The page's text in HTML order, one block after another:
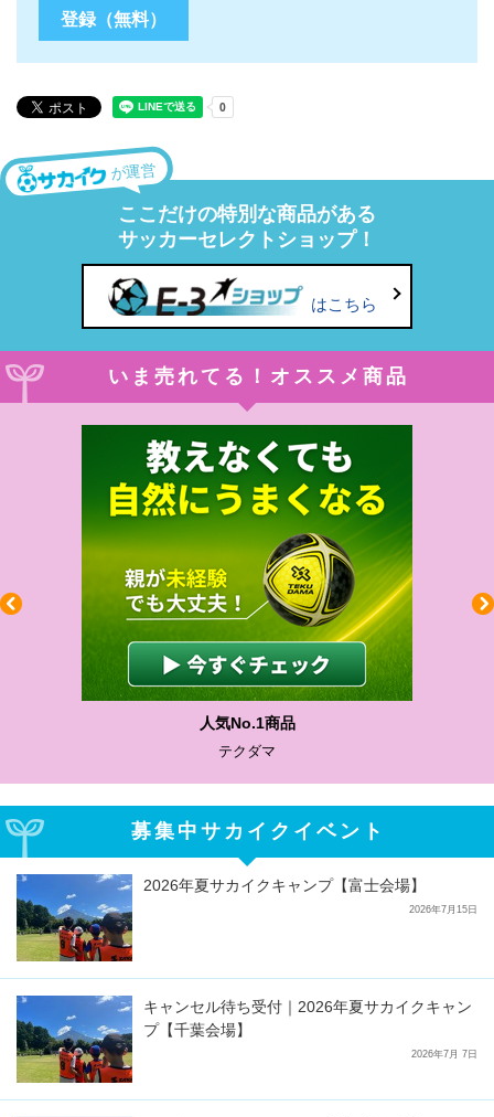
が運営
ここだけの特別な商品がある
サッカーセレクトショップ！
はこちら
いま売れてる！オススメ商品
人気No.1商品
テクダマ
募集中サカイクイベント
2026年夏サカイクキャンプ【富士会場】
2026年7月15日
キャンセル待ち受付｜2026年夏サカイクキャン
プ【千葉会場】
2026年7月 7日